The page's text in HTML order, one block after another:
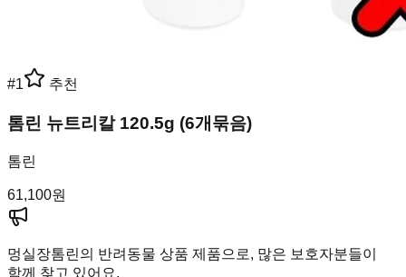
#1 추천
톰린 뉴트리칼 120.5g (6개묶음)
톰린
61,100원
멍실장톰린의 반려동물 상품 제품으로, 많은 보호자분들이
함께 찾고 있어요.